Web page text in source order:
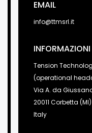
EMAIL
info@ttmsrl.it
Tension
(operational
Via A. da
20011 Corbetta (MI)
Italy